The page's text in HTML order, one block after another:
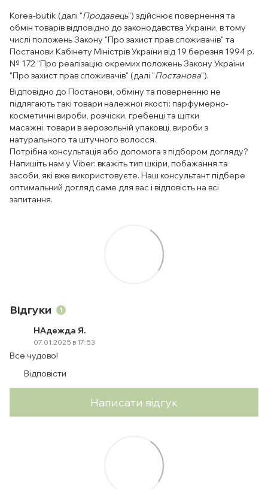
Korea-butik (далі "Продавець") здійснює повернення та
обмін товарів відповідно до законодавства України, в тому
числі положень Закону "Про захист прав споживачів" та
Постанови Кабінету Міністрів України від 19 березня 1994 р.
№ 172 "Про реалізацію окремих положень Закону України
"Про захист прав споживачів" (далі "Постанова").
Відповідно до Постанови, обміну та поверненню не
підлягають такі товари належної якості: парфумерно-
косметичні вироби, розчіски, гребенці та щітки
масажні, товари в аерозольній упаковці, вироби з
натурального та штучного волосся.
Потрібна консультація або допомога з підбором догляду?
Напишіть нам у Viber: вкажіть тип шкіри, побажання та
засоби, які вже використовуєте. Наш консультант підбере
оптимальний догляд саме для вас і відповість на всі
запитання.
Відгуки 1
НАдежда Я.
07.01.2025 в 17:53
Все чудово!
Відповісти
Написати відгук